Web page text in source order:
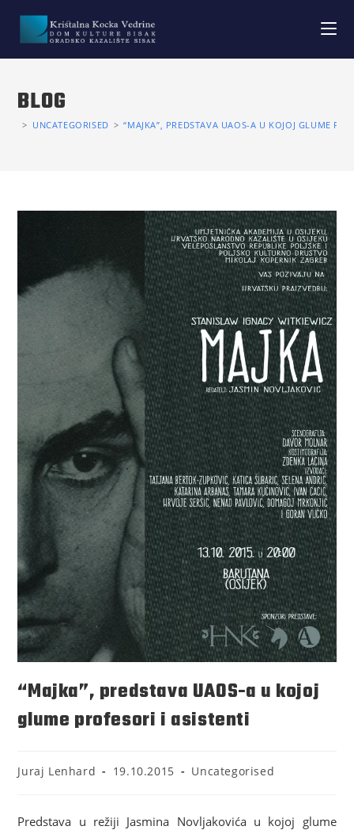
BLOG
> UNCATEGORISED > “MAJKA”, PREDSTAVA UAOS-A U KOJOJ GLUME
“Majka”, predstava UAOS-a u kojoj
glume profesori i asistenti
Juraj Lenhard 19.10.2015 Uncategorised
Predstava u režiji Jasmina Novljakovića u kojoj glume